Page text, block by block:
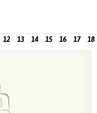
12 13 14 15 16 17 18